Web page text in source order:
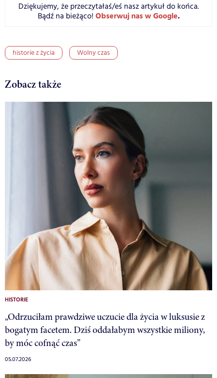
Dziękujemy, że przeczytałaś/eś nasz artykuł do końca.
Bądź na bieżąco! Obserwuj nas w Google.
historie z życia Wolny czas
Zobacz także
HISTORIE
„Odrzuciłam prawdziwe uczucie dla życia w luksusie z
bogatym facetem. Dziś oddałabym wszystkie miliony,
by móc cofnąć czas”
05.07.2026